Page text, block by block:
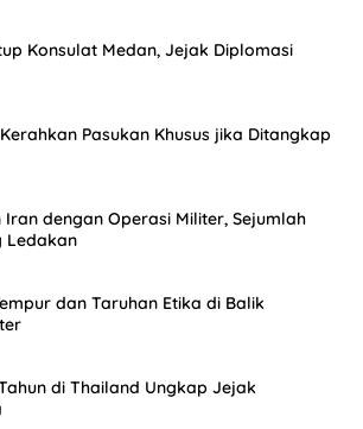
Konsulat Medan, Jejak Diplomasi
Pasukan Khusus jika Ditangkap
Iran dengan Operasi Militer, Sejumlah
Ledakan
dan Taruhan Etika di Balik
di Thailand Ungkap Jejak